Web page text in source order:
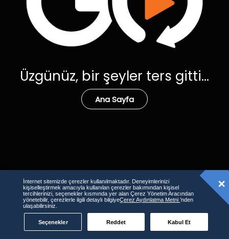
Üzgünüz, bir şeyler ters gitti...
Ana Sayfa
İnternet sitemizde çerezler kullanılmaktadır. Deneyimlerinizi
kişiselleştirmek amacıyla kullanılan çerezler bakımından kişisel
tercihlerinizi, seçenekler kısmında yer alan Çerez Yönetim Aracından
yönetebilir, çerezlerle ilgili detaylı bilgiyeÇerez Aydınlatma Metni’nden
ulaşabilirsiniz.
Seçenekler Reddet Kabul Et